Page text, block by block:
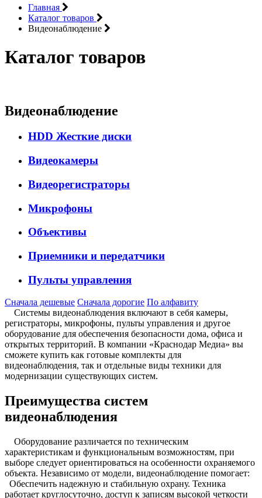
Главная
Каталог товаров
Видеонаблюдение
Каталог товаров
Видеонаблюдение
HDD Жесткие диски
Видеокамеры
Видеорегистраторы
Микрофоны
Объективы
Приемники и передатчики
Пульты управления
Сначала дешевые Сначала дорогие По алфавиту
Системы видеонаблюдения включают в себя камеры,
регистраторы, микрофоны, пульты управления и другое
оборудование для обеспечения безопасности дома, офиса и
открытых территорий. В компании «Краснодар Медиа» вы
сможете купить как готовые комплекты для
видеонаблюдения, так и отдельные виды техники для
модернизации существующих систем.
Преимущества систем
видеонаблюдения
Оборудование различается по техническим
характеристикам и функциональным возможностям, при
выборе следует ориентироваться на особенности охраняемого
объекта. Независимо от модели, видеонаблюдение помогает:
Обеспечить надежную и стабильную охрану. Техника
работает круглосуточно, доступ к записям высокой четкости